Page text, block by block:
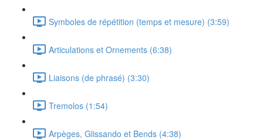
Symboles de répétition (temps et mesure) (3:59)
Articulations et Ornements (6:38)
Liaisons (de phrasé) (3:30)
Tremolos (1:54)
Arpèges, Glissando et Bends (4:38)